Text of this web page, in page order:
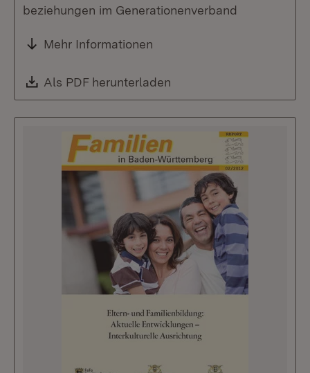
beziehungen im Generationenverband
Mehr Informationen
Download:
Als PDF herunterladen